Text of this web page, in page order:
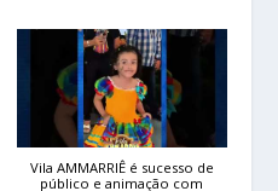
Vila AMMARRIÊ é sucesso de
público e animação com